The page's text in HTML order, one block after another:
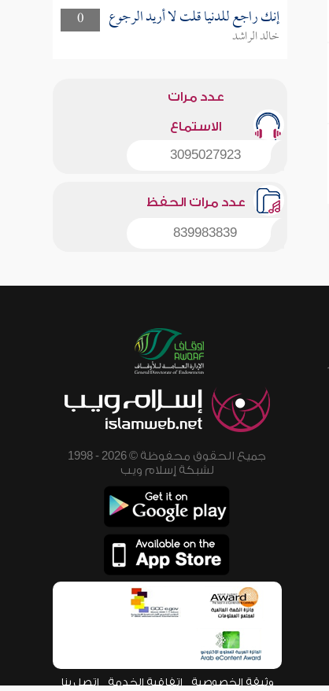
0
إنك راجع للدنيا قلت لا أريد الرجوع
خالد الراشد
عدد مرات
الاستماع
3095027923
عدد مرات الحفظ
839983839
جميع الحقوق محفوظة © 2026 - 1998
لشبكة إسلام ويب
وثيقة الخصوصية اتفاقية الخدمة اتصل بنا